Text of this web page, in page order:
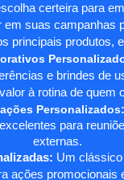
certeira para
em suas campanhas
principais produtos,
e brindes de
à rotina de quem
Personalizados:
para
externas.
Um
ações promocionais